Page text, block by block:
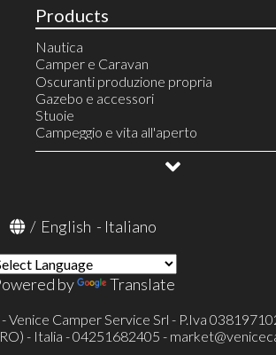
Products
Nautica
Camper e Caravan
Linea Acqua
Pompe e accessori
Rubinetteria e accessori
Docce e accessori
Raccordi e accessori
Prese esterne acqua e gas
Riscaldamento
Finestre e accessori
Serbatoi e accessori
Linea gas
Frigoriferi portatili e accessori
Toilette a cassetta Thetford (FRESH-UP
Pronto letto e accessori
Portaoggetti
Cunei e accessori
Protezioni specchietti esterni
Verande ed accessori
Oscuranti produzione propria
Gazebo e accessori
Stuoie
Campeggio e vita all'aperto
Allestimento veicoli
/ English - Italiano
by Translate
Venice Camper Service Srl - P.Iva
- Italia - 04251682405 -